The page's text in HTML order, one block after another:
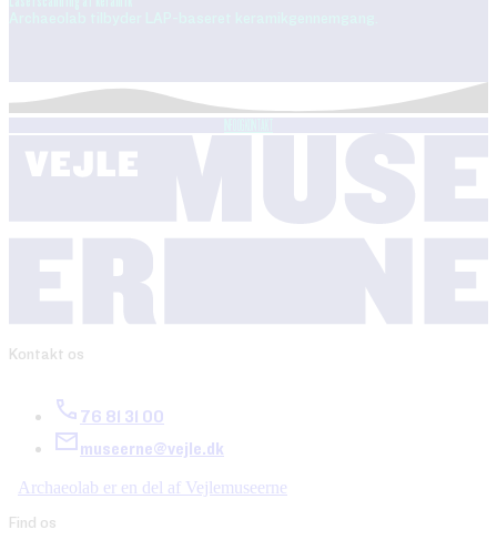
Kontakt os
76 81 31 00
museerne@vejle.dk
Archaeolab er en del af Vejlemuseerne
Find os